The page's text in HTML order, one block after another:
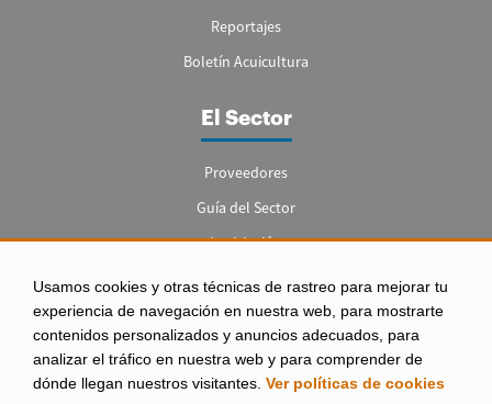
Usamos cookies y otras técnicas de rastreo para mejorar tu
experiencia de navegación en nuestra web, para mostrarte
contenidos personalizados y anuncios adecuados, para
analizar el tráfico en nuestra web y para comprender de
dónde llegan nuestros visitantes. Ver políticas de cookies
Reportajes
Boletín Acuicultura
El Sector
Proveedores
Guía del Sector
Legislación
Empleo
Aviso legal